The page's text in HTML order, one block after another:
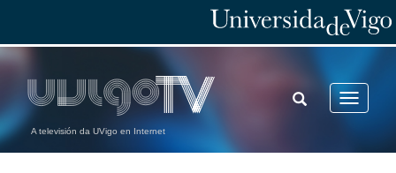
A televisión da UVigo en Internet
Toggle
TOGGLE
SEARCH